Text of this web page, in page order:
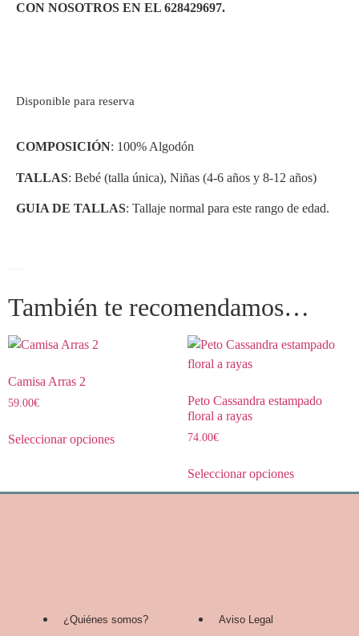
CON NOSOTROS EN EL 628429697.
Disponible para reserva
COMPOSICIÓN: 100% Algodón
TALLAS: Bebé (talla única), Niñas (4-6 años y 8-12 años)
GUIA DE TALLAS: Tallaje normal para este rango de edad.
También te recomendamos…
Camisa Arras 2
59.00€
Seleccionar opciones
Peto Cassandra estampado
floral a rayas
74.00€
Seleccionar opciones
¿Quiénes somos? Aviso Legal